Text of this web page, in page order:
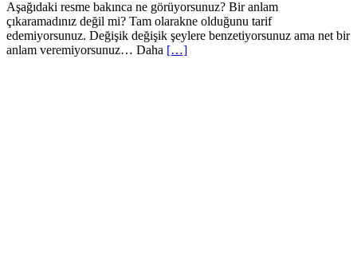
Aşağıdaki resme bakınca ne görüyorsunuz? Bir anlam
çıkaramadınız değil mi? Tam olarakne olduğunu tarif
edemiyorsunuz. Değişik değişik şeylere benzetiyorsunuz ama net bir
anlam veremiyorsunuz… Daha […]